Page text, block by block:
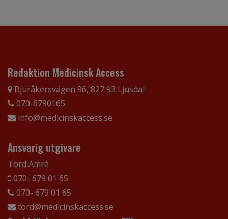
Redaktion Medicinsk Access
Bjuråkersvägen 96, 827 93 Ljusdal
070-6790165
info@medicinskaccess.se
Ansvarig utgivare
Tord Amré
070- 679 01 65
070- 679 01 65
tord@medicinskaccess.se